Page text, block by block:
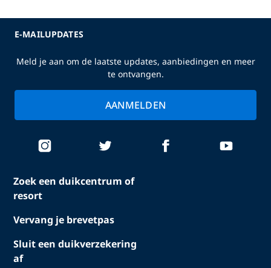
Zoek een duikcentrum of
resort
Vervang je brevetpas
Sluit een duikverzekering
af
E-MAILUPDATES
Meld je aan om de laatste updates, aanbiedingen en meer
te ontvangen.
AANMELDEN